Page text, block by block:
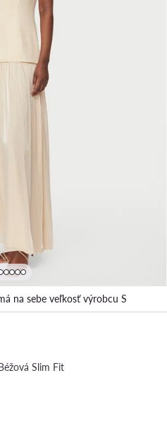
na sebe veľkosť výrobcu S
Slim Fit